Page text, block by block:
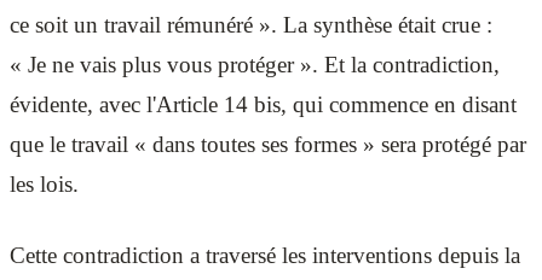
ce soit un travail rémunéré ». La synthèse était crue :
« Je ne vais plus vous protéger ». Et la contradiction,
évidente, avec l'Article 14 bis, qui commence en disant
que le travail « dans toutes ses formes » sera protégé par
les lois.
Cette contradiction a traversé les interventions depuis la